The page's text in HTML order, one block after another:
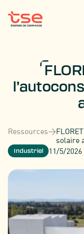
Ressources>
solaire
Industriel 11/5/2026